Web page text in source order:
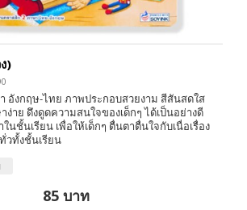
)
อังกฤษ-ไทย ภาพประกอบสวยงาม สีสันสดใส
ง่าย ดึงดูดความสนใจของเด็กๆ ได้เป็นอย่างดี
นชั้นเรียน เพื่อให้เด็กๆ ตื่นตาตื่นใจกับเนื่อเรื่อง
วทั้งชั้นเรียน
85 บาท